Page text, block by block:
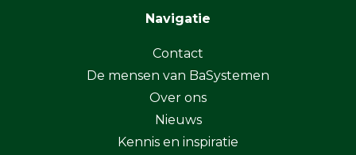
Navigatie
Contact
De mensen van BaSystemen
Over ons
Nieuws
Kennis en inspiratie